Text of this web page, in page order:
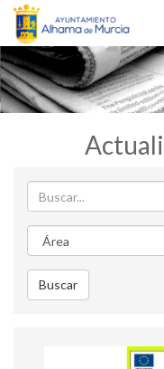
Buscar
Area
Buscar